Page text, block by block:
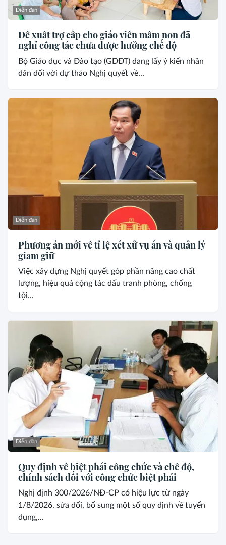
Diễn đàn
Đề xuất trợ cấp cho giáo viên mầm non đã
nghỉ công tác chưa được hưởng chế độ
Bộ Giáo dục và Đào tạo (GDĐT) đang lấy ý kiến nhân
dân đối với dự thảo Nghị quyết về...
Diễn đàn
Phương án mới về tỉ lệ xét xử vụ án và quản lý
giam giữ
Việc xây dựng Nghị quyết góp phần nâng cao chất
lượng, hiệu quả cộng tác đấu tranh phòng, chống
tội...
Diễn đàn
Quy định về biệt phái công chức và chế độ,
chính sách đối với công chức biệt phái
Nghị định 300/2026/NĐ-CP có hiệu lực từ ngày
1/8/2026, sửa đổi, bổ sung một số quy định về tuyển
dụng,...